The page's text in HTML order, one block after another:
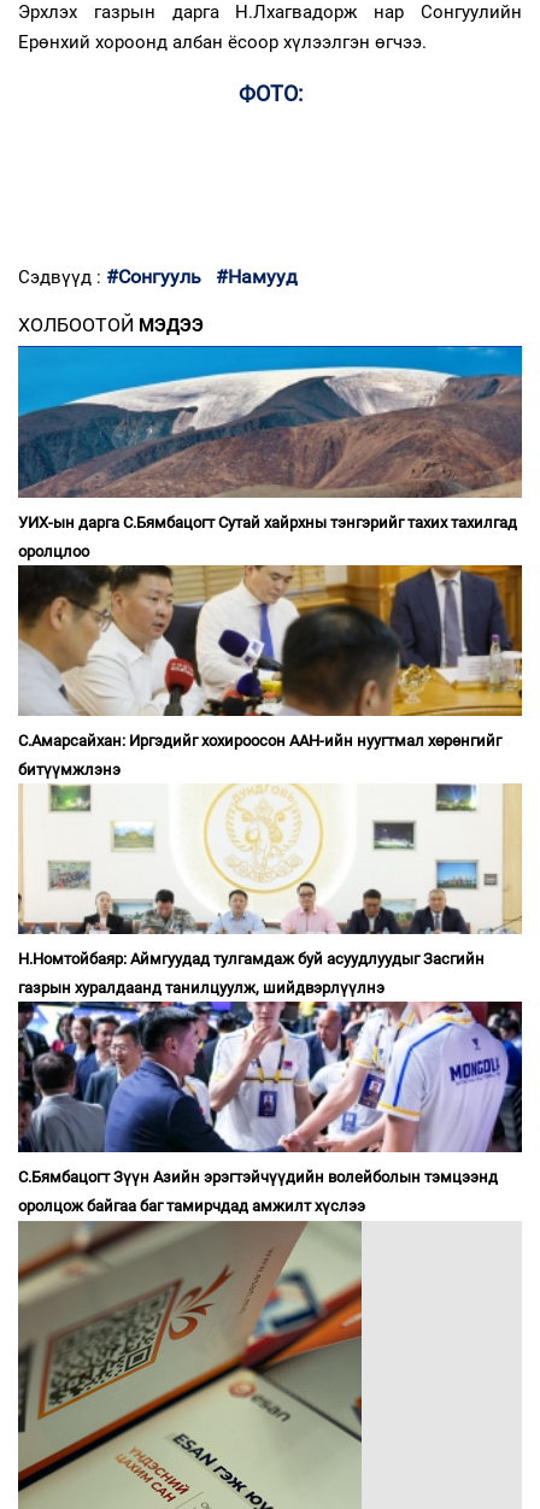
Эрхлэх газрын дарга Н.Лхагвадорж нар Сонгуулийн
Ерөнхий хороонд албан ёсоор хүлээлгэн өгчээ.
ФОТО:
Сэдвүүд : #Сонгууль #Намууд
ХОЛБООТОЙ МЭДЭЭ
УИХ-ын дарга С.Бямбацогт Сутай хайрхны тэнгэрийг тахих тахилгад
оролцлоо
С.Амарсайхан: Иргэдийг хохироосон ААН-ийн нуугтмал хөрөнгийг
битүүмжлэнэ
Н.Номтойбаяр: Аймгуудад тулгамдаж буй асуудлуудыг Засгийн
газрын хуралдаанд танилцуулж, шийдвэрлүүлнэ
С.Бямбацогт Зүүн Азийн эрэгтэйчүүдийн волейболын тэмцээнд
оролцож байгаа баг тамирчдад амжилт хүслээ